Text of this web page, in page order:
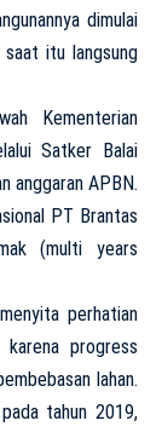
dimulai
itu langsung
Kementerian
Satker Balai
anggaran APBN.
PT Brantas
(multi years
perhatian
progress
lahan.
tahun 2019,